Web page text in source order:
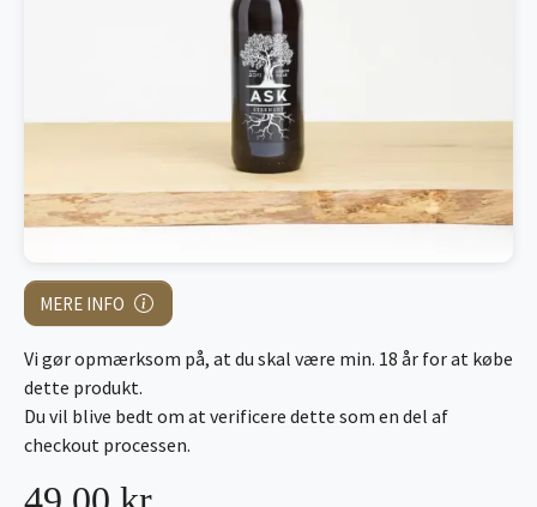
MERE INFO
Vi gør opmærksom på, at du skal være min. 18 år for at købe
dette produkt.
Du vil blive bedt om at verificere dette som en del af
checkout processen.